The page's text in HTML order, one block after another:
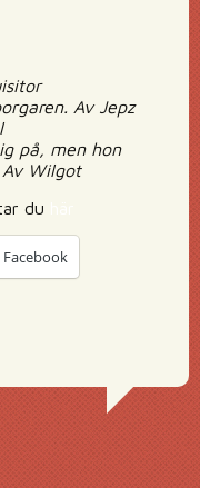
Av Jepz
på, men hon
Wilgot
du
Facebook